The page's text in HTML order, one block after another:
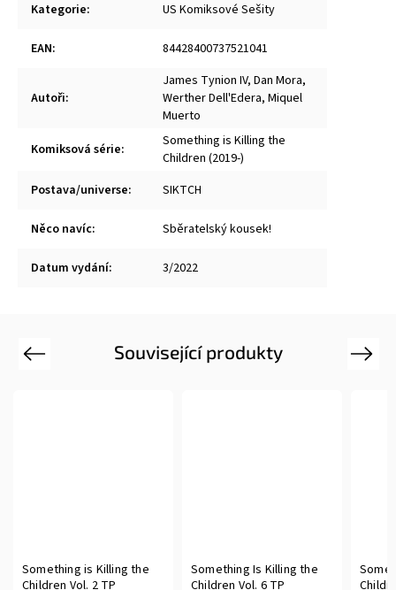
Kategorie: US Komiksové Sešity
EAN: 84428400737521041
Autoři:
James Tynion IV, Dan Mora,
Werther Dell'Edera, Miquel
Muerto
Komiksová série:
Something is Killing the
Children (2019-)
Postava/universe: SIKTCH
Něco navíc: Sběratelský kousek!
Datum vydání: 3/2022
Související produkty
Previous
Something is Killing the
Children Vol. 2 TP
Something Is Killing the
Children Vol. 6 TP
Next